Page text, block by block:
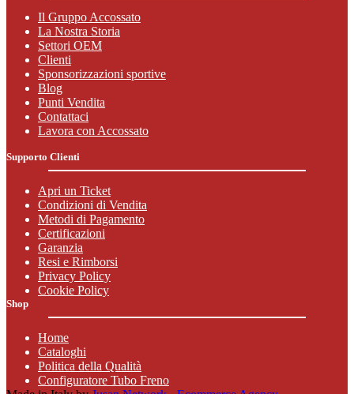
Il Gruppo Accossato
La Nostra Storia
Settori OEM
Clienti
Sponsorizzazioni sportive
Blog
Punti Vendita
Contattaci
Lavora con Accossato
Supporto Clienti
Apri un Ticket
Condizioni di Vendita
Metodi di Pagamento
Certificazioni
Garanzia
Resi e Rimborsi
Privacy Policy
Cookie Policy
Shop
Home
Cataloghi
Politica della Qualità
Configuratore Tubo Freno